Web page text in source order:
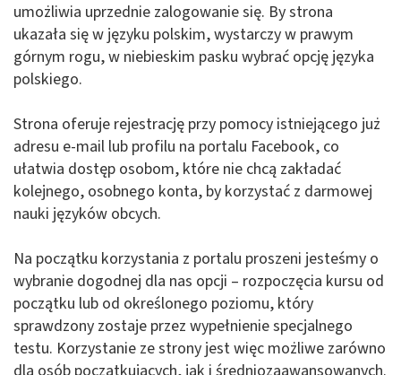
umożliwia uprzednie zalogowanie się. By strona
ukazała się w języku polskim, wystarczy w prawym
górnym rogu, w niebieskim pasku wybrać opcję języka
polskiego.
Strona oferuje rejestrację przy pomocy istniejącego już
adresu e-mail lub profilu na portalu Facebook, co
ułatwia dostęp osobom, które nie chcą zakładać
kolejnego, osobnego konta, by korzystać z darmowej
nauki języków obcych.
Na początku korzystania z portalu proszeni jesteśmy o
wybranie dogodnej dla nas opcji – rozpoczęcia kursu od
początku lub od określonego poziomu, który
sprawdzony zostaje przez wypełnienie specjalnego
testu. Korzystanie ze strony jest więc możliwe zarówno